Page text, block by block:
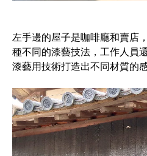
左手邊的屋子是咖啡廳和賣店
種不同的漆藝技法，工作人員
漆藝用技術打造出不同材質的感